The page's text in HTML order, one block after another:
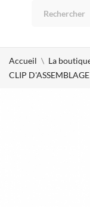
Accueil La
CLIP